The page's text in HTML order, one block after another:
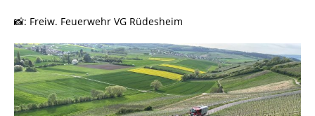
📸: Freiw. Feuerwehr VG Rüdesheim